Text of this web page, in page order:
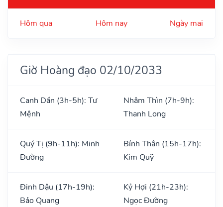
Hôm qua Hôm nay Ngày mai
Giờ Hoàng đạo 02/10/2033
Canh Dần (3h-5h): Tư
Mệnh
Nhâm Thìn (7h-9h):
Thanh Long
Quý Tị (9h-11h): Minh
Đường
Bính Thân (15h-17h):
Kim Quỹ
Đinh Dậu (17h-19h):
Bảo Quang
Kỷ Hợi (21h-23h):
Ngọc Đường